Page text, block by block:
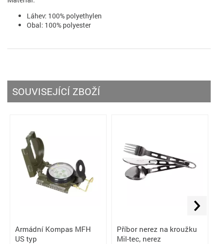
Láhev: 100% polyethylen
Obal: 100% polyester
SOUVISEJÍCÍ ZBOŽÍ
Armádní Kompas MFH
US typ
Příbor nerez na kroužku
Mil-tec, nerez